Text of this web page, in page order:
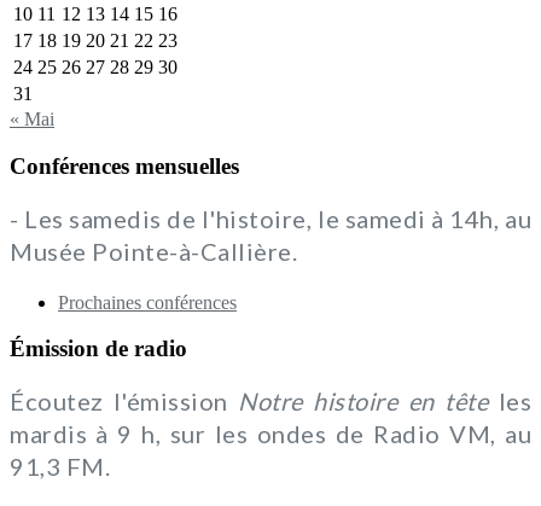
10 11 12 13 14 15 16
17 18 19 20 21 22 23
24 25 26 27 28 29 30
31
« Mai
Conférences mensuelles
- Les samedis de l'histoire, le samedi à 14h, au
Musée Pointe-à-Callière.
Prochaines conférences
Émission de radio
Écoutez l'émission Notre histoire en têteles
mardis à 9 h, sur les ondes de Radio VM, au
91,3 FM.